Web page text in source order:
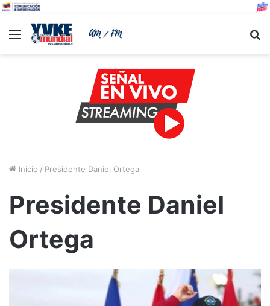
Menu
Inicio / Presidente Daniel Ortega
Presidente Daniel
Ortega